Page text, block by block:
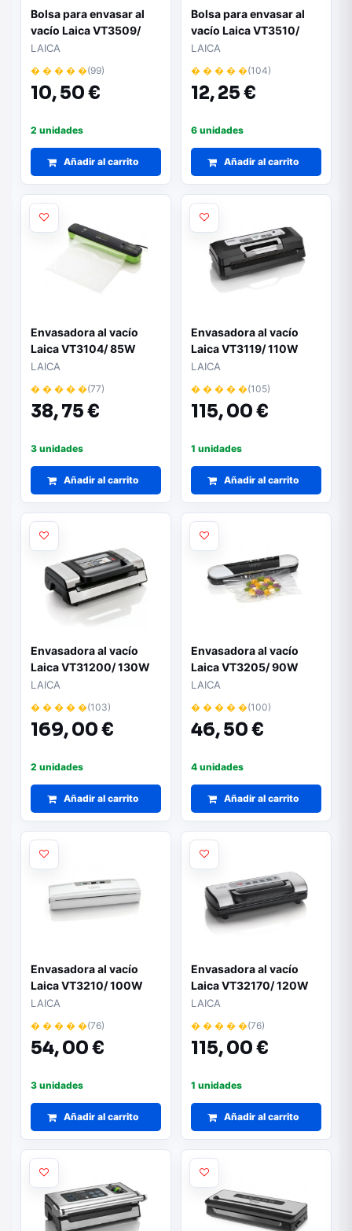
Bolsa para envasar al
vacío Laica VT3509/
28+600cm/ 2 Rollos
LAICA
� � � � �(99)
10,50 €
2 unidades
Añadir al carrito
Bolsa para envasar al
vacío Laica VT3510/
25+30cm/ 50 bolsas
LAICA
� � � � �(104)
12,25 €
6 unidades
Añadir al carrito
Envasadora al vacío
Laica VT3104/ 85W
LAICA
� � � � �(77)
38,75 €
3 unidades
Añadir al carrito
Envasadora al vacío
Laica VT3119/ 110W
LAICA
� � � � �(105)
115,00 €
1 unidades
Añadir al carrito
Envasadora al vacío
Laica VT31200/ 130W
LAICA
� � � � �(103)
169,00 €
2 unidades
Añadir al carrito
Envasadora al vacío
Laica VT3205/ 90W
LAICA
� � � � �(100)
46,50 €
4 unidades
Añadir al carrito
Envasadora al vacío
Laica VT3210/ 100W
LAICA
� � � � �(76)
54,00 €
3 unidades
Añadir al carrito
Envasadora al vacío
Laica VT32170/ 120W
LAICA
� � � � �(76)
115,00 €
1 unidades
Añadir al carrito